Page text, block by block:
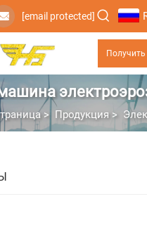
[email protected]
с зажатием
> Продукция>